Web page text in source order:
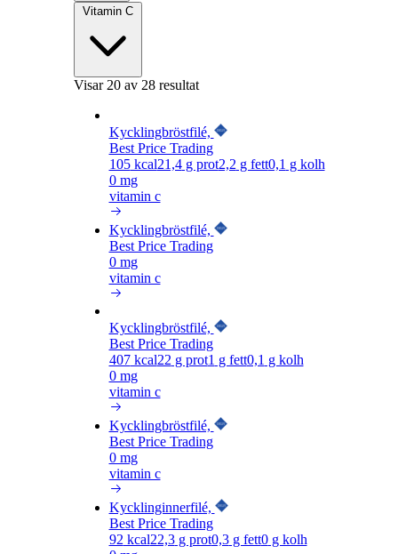
Vitamin C
Visar 20av 28 resultat
Kycklingbröstfilé,
Best Price Trading
105kcal21,4g prot2,2 g fett0,1 g kolh
0 mg
vitamin c
Kycklingbröstfilé,
Best Price Trading
0 mg
vitamin c
Kycklingbröstfilé,
Best Price Trading
407kcal22 g prot1 g fett0,1 g kolh
0 mg
vitamin c
Kycklingbröstfilé,
Best Price Trading
0 mg
vitamin c
Kycklinginnerfilé,
Best Price Trading
92 kcal22,3g prot0,3g fett0g kolh